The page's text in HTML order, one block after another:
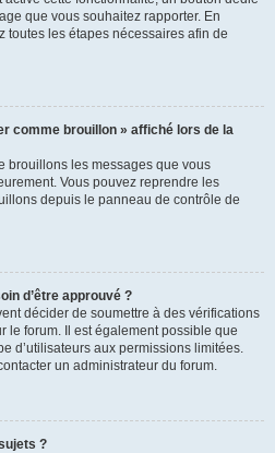
que vous souhaitez rapporter. En
toutes les étapes nécessaires afin de
comme brouillon » affiché lors de la
brouillons les messages que vous
Vous pouvez reprendre les
depuis le panneau de contrôle de
d’être approuvé ?
décider de soumettre à des vérifications
le forum. Il est également possible que
d’utilisateurs aux permissions limitées.
un administrateur du forum.
?